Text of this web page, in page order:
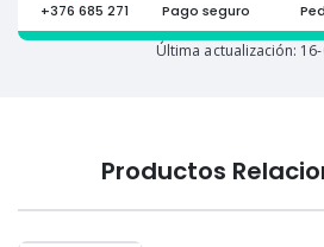
+376 685 271 Pago seguro
Última actualización:
Productos